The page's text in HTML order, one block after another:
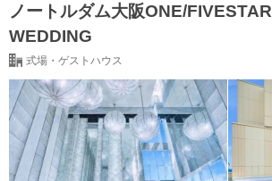
ノートルダム大阪ONE/FIVESTAR
WEDDING
式場・ゲストハウス